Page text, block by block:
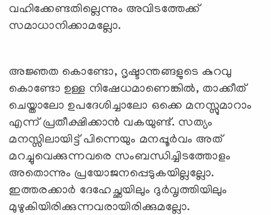
വഹിക്കേണ്ടതില്ലെന്നും അവിടത്തേക്ക്
സമാധാനിക്കാമല്ലോ.
അജ്ഞത കൊണ്ടോ, ദൃഷ്ടാന്തങ്ങളുടെ കുറവു
കൊണ്ടോ ഉള്ള നിഷേധമാണെങ്കില്‍, താക്കീത്
ചെയ്താലോ ഉപദേശിച്ചാലോ ഒക്കെ മനസ്സുമാറാം
എന്ന് പ്രതീക്ഷിക്കാന്‍ വകയുണ്ട്. സത്യം
മനസ്സിലായിട്ട് പിന്നെയും മനപ്പൂര്‍വം അത്
മറച്ചുവെക്കുന്നവരെ സംബന്ധിച്ചിടത്തോളം
അതൊന്നും പ്രയോജനപ്പെടുകയില്ലല്ലോ.
ഇത്തരക്കാര്‍ ദേഹേച്ഛയിലും ദുര്‍വൃത്തിയിലും
മുഴുകിയിരിക്കുന്നവരായിരിക്കുമല്ലോ.